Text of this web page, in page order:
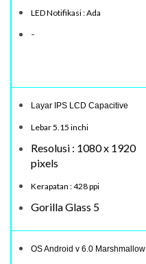
LED Notifikasi : Ada
-
Layar IPS LCD Capacitive
Lebar 5.15 inchi
Resolusi : 1080 x 1920
pixels
Kerapatan : 428 ppi
Gorilla Glass 5
OS Android v 6.0 Marshmallow